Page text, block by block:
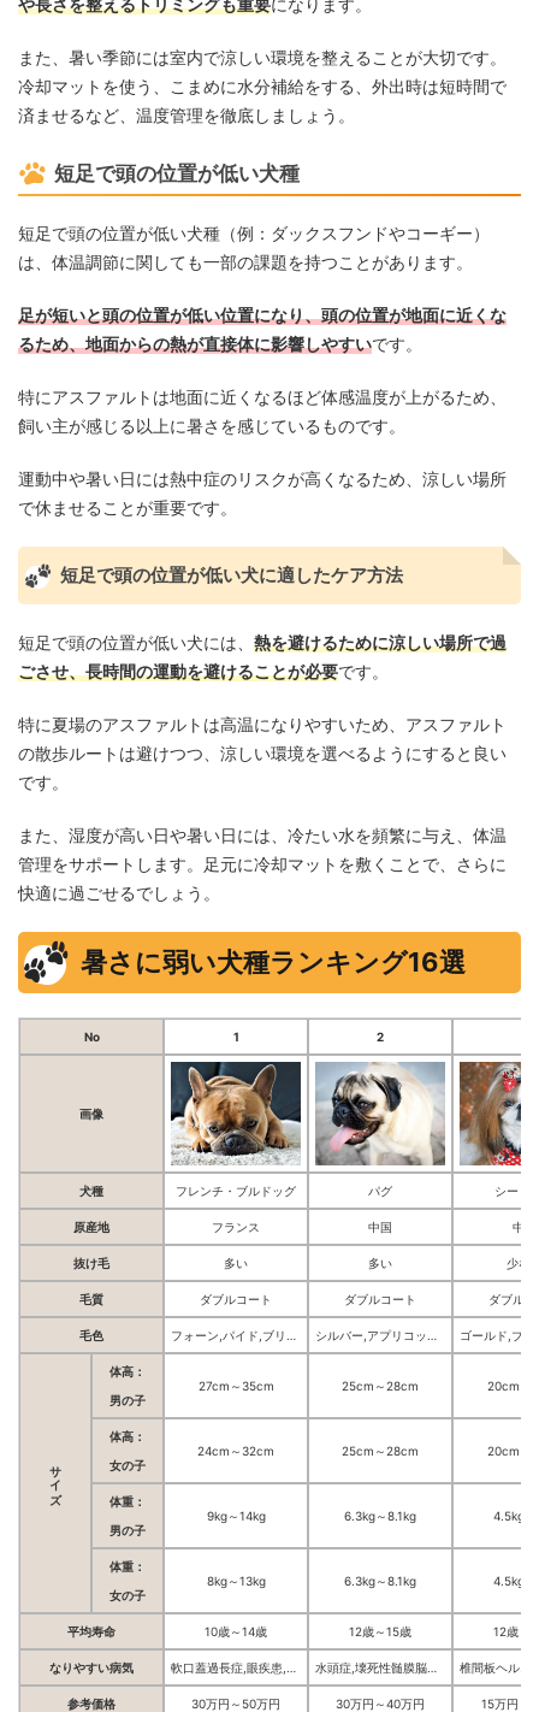
また、暑い季節には室内で涼しい環境を整えることが大切です。
冷却マットを使う、こまめに水分補給をする、外出時は短時間で
済ませるなど、温度管理を徹底しましょう。
短足で頭の位置が低い犬種
短足で頭の位置が低い犬種（例：ダックスフンドやコーギー）
は、体温調節に関しても一部の課題を持つことがあります。
足が短いと頭の位置が低い位置になり、頭の位置が地面に近くな
るため、地面からの熱が直接体に影響しやすいです。
特にアスファルトは地面に近くなるほど体感温度が上がるため、
飼い主が感じる以上に暑さを感じているものです。
運動中や暑い日には熱中症のリスクが高くなるため、涼しい場所
で休ませることが重要です。
短足で頭の位置が低い犬に適したケア方法
短足で頭の位置が低い犬には、 熱を避けるために涼しい場所で過
ごさせ、長時間の運動を避けることが必要です。
特に夏場のアスファルトは高温になりやすいため、アスファルト
の散歩ルートは避けつつ、涼しい環境を選べるようにすると良い
です。
また、湿度が高い日や暑い日には、冷たい水を頻繁に与え、体温
管理をサポートします。足元に冷却マットを敷くことで、さらに
快適に過ごせるでしょう。
暑さに弱い犬種ランキング16選
No 1 2
画像
犬種 フレンチ・ブルドッグ パグ シー・
原産地 フランス 中国 中国
抜け毛 多い 多い 少な
毛質 ダブルコート ダブルコート ダブル
毛色
サイズ
体高：
男の子
27cm～35cm 25cm～28cm 20cm～
体高：
女の子
24cm～32cm 25cm～28cm 20cm～
体重：
男の子
9kg～14kg 6.3kg～8.1kg 4.5kg～
体重：
女の子
8kg～13kg 6.3kg～8.1kg 4.5kg～
平均寿命 10歳～14歳 12歳～15歳 12歳～
なりやすい病気
参考価格 30万円～50万円 30万円～40万円 15万円～